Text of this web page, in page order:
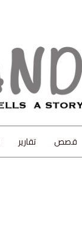
قصص تقارير